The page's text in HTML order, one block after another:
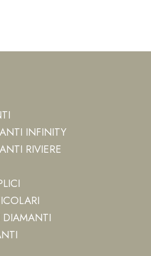
INFINITY
RIVIERE